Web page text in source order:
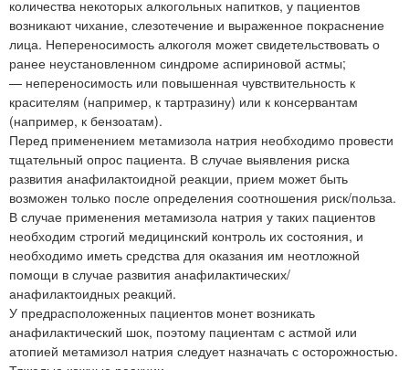
количества некоторых алкогольных напитков, у пациентов
возникают чихание, слезотечение и выраженное покраснение
лица. Непереносимость алкоголя может свидетельствовать о
ранее неустановленном синдроме аспириновой астмы;
— непереносимость или повышенная чувствительность к
красителям (например, к тартразину) или к консервантам
(например, к бензоатам).
Перед применением метамизола натрия необходимо провести
тщательный опрос пациента. В случае выявления риска
развития анафилактоидной реакции, прием может быть
возможен только после определения соотношения риск/польза.
В случае применения метамизола натрия у таких пациентов
необходим строгий медицинский контроль их состояния, и
необходимо иметь средства для оказания им неотложной
помощи в случае развития анафилактических/
анафилактоидных реакций.
У предрасположенных пациентов монет возникать
анафилактический шок, поэтому пациентам с астмой или
атопией метамизол натрия следует назначать с осторожностью.